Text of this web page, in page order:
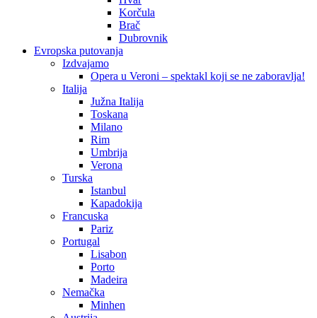
Korčula
Brač
Dubrovnik
Evropska putovanja
Izdvajamo
Opera u Veroni – spektakl koji se ne zaboravlja!
Italija
Južna Italija
Toskana
Milano
Rim
Umbrija
Verona
Turska
Istanbul
Kapadokija
Francuska
Pariz
Portugal
Lisabon
Porto
Madeira
Nemačka
Minhen